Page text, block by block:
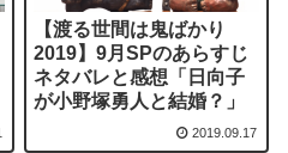
【渡る世間は鬼ばかり
2019】9月SPのあらすじ
ネタバレと感想「日向子
が小野塚勇人と結婚？」
2019.09.17